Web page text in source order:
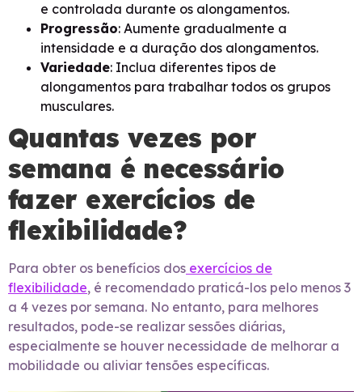
e controlada durante os alongamentos.
Progressão: Aumente gradualmente a
intensidade e a duração dos alongamentos.
Variedade: Inclua diferentes tipos de
alongamentos para trabalhar todos os grupos
musculares.
Quantas vezes por
semana é necessário
fazer exercícios de
flexibilidade?
Para obter os benefícios dos exercícios de
flexibilidade, é recomendado praticá-los pelo menos 3
a 4 vezes por semana. No entanto, para melhores
resultados, pode-se realizar sessões diárias,
especialmente se houver necessidade de melhorar a
mobilidade ou aliviar tensões específicas.